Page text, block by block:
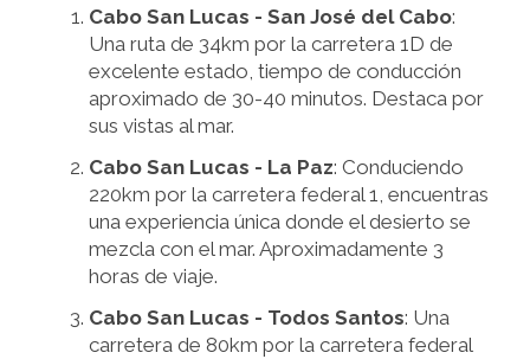
Cabo San Lucas - San José del Cabo:
Una ruta de 34km por la carretera 1D de
excelente estado, tiempo de conducción
aproximado de 30-40 minutos. Destaca por
sus vistas al mar.
Cabo San Lucas - La Paz: Conduciendo
220km por la carretera federal 1, encuentras
una experiencia única donde el desierto se
mezcla con el mar. Aproximadamente 3
horas de viaje.
Cabo San Lucas - Todos Santos: Una
carretera de 80km por la carretera federal